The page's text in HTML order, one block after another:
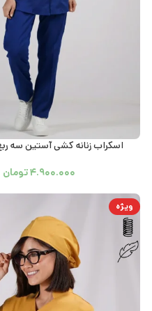
اسکراب زنانه کشی آستین سه
۴.۹۰۰.۰۰۰تومان
ویژه